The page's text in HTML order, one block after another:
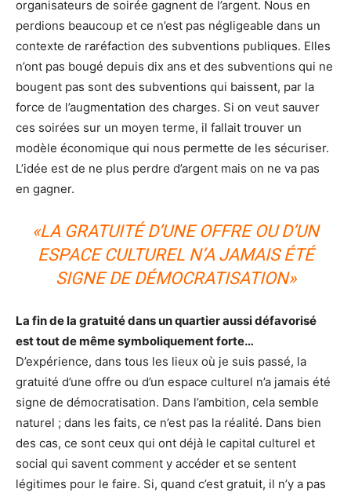
organisateurs de soirée gagnent de l’argent. Nous en
perdions beaucoup et ce n’est pas négligeable dans un
contexte de raréfaction des subventions publiques. Elles
n’ont pas bougé depuis dix ans et des subventions qui ne
bougent pas sont des subventions qui baissent, par la
force de l’augmentation des charges. Si on veut sauver
ces soirées sur un moyen terme, il fallait trouver un
modèle économique qui nous permette de les sécuriser.
L’idée est de ne plus perdre d’argent mais on ne va pas
en gagner.
«LA GRATUITÉ D’UNE OFFRE OU D’UN
ESPACE CULTUREL N’A JAMAIS ÉTÉ
SIGNE DE DÉMOCRATISATION»
La fin de la gratuité dans un quartier aussi défavorisé
est tout de même symboliquement forte…
D’expérience, dans tous les lieux où je suis passé, la
gratuité d’une offre ou d’un espace culturel n’a jamais été
signe de démocratisation. Dans l’ambition, cela semble
naturel ; dans les faits, ce n’est pas la réalité. Dans bien
des cas, ce sont ceux qui ont déjà le capital culturel et
social qui savent comment y accéder et se sentent
légitimes pour le faire. Si, quand c’est gratuit, il n’y a pas